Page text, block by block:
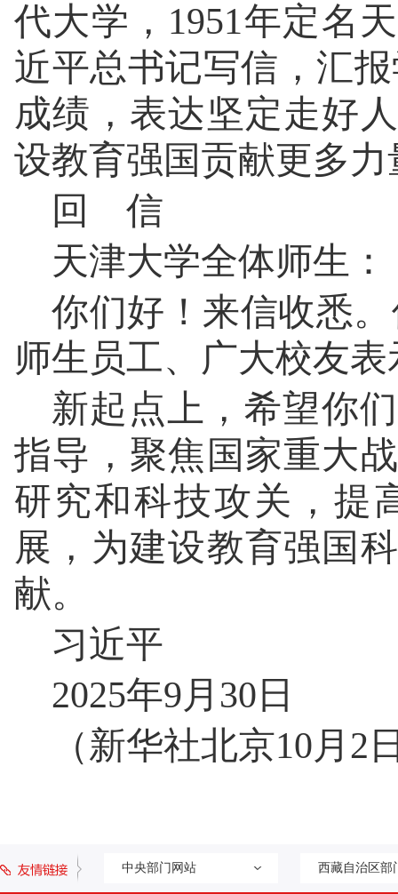
代大学，1951年定名
近平总书记写信，汇
成绩，表达坚定走好
设教育强国贡献更多
回 信
天津大学全体师生：
你们好！来信收悉
师生员工、广大校友
新起点上，希望你
指导，聚焦国家重大
研究和科技攻关，提
展，为建设教育强国
献。
习近平
2025年9月30日
（新华社北京10月2
中央部门网站 西藏自治区部